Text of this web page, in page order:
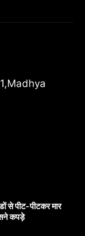
से पीट-पीटकर मार
कपड़े